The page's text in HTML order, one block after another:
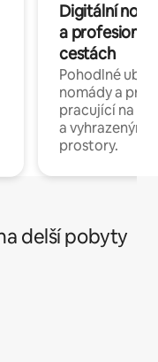
Digitální
a
cestách
Pohodlné
nomády a
pracující na
a vyhrazenými
prostory.
delší pobyty